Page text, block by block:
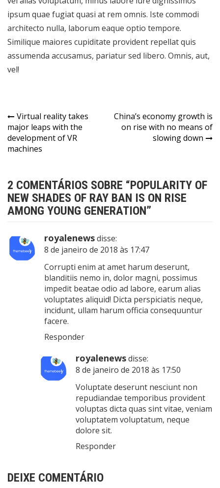
ipsum quae fugiat quasi at rem omnis. Iste commodi
architecto nulla, laborum eaque optio tempore.
Similique maiores cupiditate provident repellat quis
assumenda accusamus, pariatur sed libero. Omnis, aut,
vel!
Navegação
de
Post
Virtual reality takes
major leaps with the
development of VR
machines
China’s economy growth is
on rise with no means of
slowing down
2 COMENTÁRIOS SOBRE “POPULARITY OF
NEW SHADES OF RAY BAN IS ON RISE
AMONG YOUNG GENERATION”
royalenewsdisse:
8 de janeiro de 2018 às 17:47
Corrupti enim at amet harum deserunt,
blanditiis nemo in, dolor magni, possimus
impedit beatae odio ad labore, earum alias
voluptates aliquid! Dicta perspiciatis neque,
incidunt, ullam harum officia consequuntur
facere.
Responder
royalenewsdisse:
8 de janeiro de 2018 às 17:50
Voluptate deserunt nesciunt non
repudiandae temporibus provident
voluptas dicta quas sint vitae, veniam
voluptatem voluptatum, neque
dolore sit.
Responder
DEIXE COMENTÁRIO